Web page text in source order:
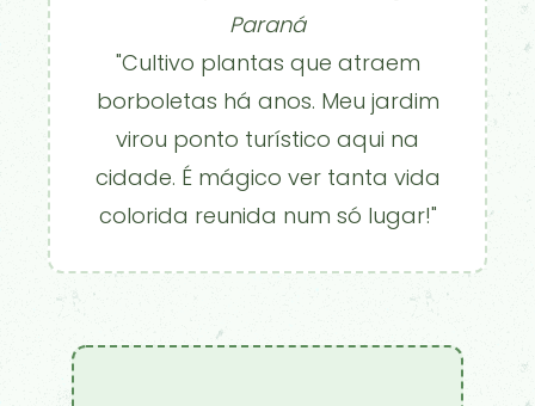
Paraná
"Cultivo plantas que atraem
borboletas há anos. Meu jardim
virou ponto turístico aqui na
cidade. É mágico ver tanta vida
colorida reunida num só lugar!"